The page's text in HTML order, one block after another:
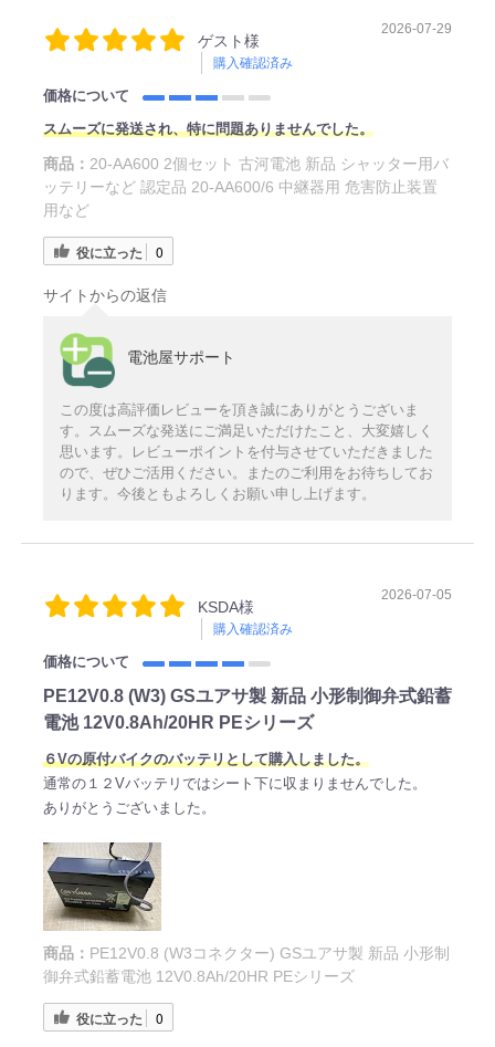
ゲスト様
購入確認済み
2026-07-29
価格について
スムーズに発送され、特に問題ありませんでした。
商品： 20-AA600 2個セット 古河電池 新品 シャッター用バ
ッテリーなど 認定品 20-AA600/6 中継器用 危害防止装置
用など
役に立った 0
サイトからの返信
電池屋サポート
この度は高評価レビューを頂き誠にありがとうございま
す。スムーズな発送にご満足いただけたこと、大変嬉しく
思います。レビューポイントを付与させていただきました
ので、ぜひご活用ください。またのご利用をお待ちしてお
ります。今後ともよろしくお願い申し上げます。
KSDA様
購入確認済み
2026-07-05
価格について
PE12V0.8 (W3) GSユアサ製 新品 小形制御弁式鉛蓄
電池 12V0.8Ah/20HR PEシリーズ
６Vの原付バイクのバッテリとして購入しました。
通常の１２Vバッテリではシート下に収まりませんでした。
ありがとうございました。
商品： PE12V0.8 (W3コネクター) GSユアサ製 新品 小形制
御弁式鉛蓄電池 12V0.8Ah/20HR PEシリーズ
役に立った 0